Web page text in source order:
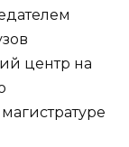
центр на